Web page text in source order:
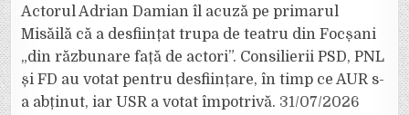
Actorul Adrian Damian îl acuză pe primarul
Misăilă că a desființat trupa de teatru din Focșani
„din răzbunare față de actori”. Consilierii PSD, PNL
și FD au votat pentru desființare, în timp ce AUR s-
a abținut, iar USR a votat împotrivă. 31/07/2026